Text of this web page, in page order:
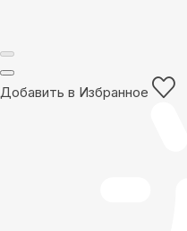
Добавить в Избранное